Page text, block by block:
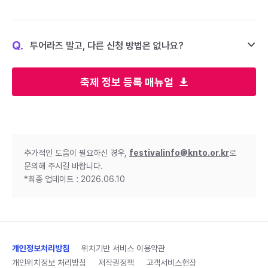
축제 정보 등록 매뉴얼
Q. 투어라즈 말고, 다른 신청 방법은 없나요?
추가적인 도움이 필요하신 경우, festivalinfo@knto.or.kr로
문의해 주시길 바랍니다.
*최종 업데이트 : 2026.06.10
개인정보처리방침
위치기반 서비스 이용약관
개인위치정보 처리방침
저작권정책 고객서비스헌장